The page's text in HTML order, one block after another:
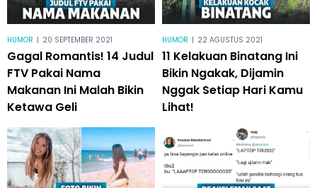
HUMOR | 20 SEPTEMBER 2021
Gagal Romantis! 14 Judul
FTV Pakai Nama
Makanan Ini Malah Bikin
Ketawa Geli
HUMOR | 22 AGUSTUS 2021
11 Kelakuan Binatang Ini
Bikin Ngakak, Dijamin
Nggak Setiap Hari Kamu
Lihat!